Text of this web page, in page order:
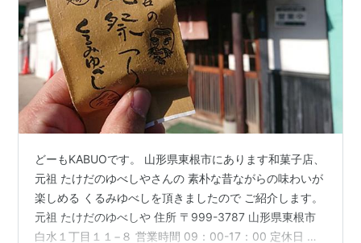
どーもKABUOです。 山形県東根市にあります和菓子店、
元祖 たけだのゆべしやさんの 素朴な昔ながらの味わいが
楽しめる くるみゆべしを頂きましたので ご紹介します。
元祖 たけだのゆべしや 住所 〒999-3787 山形県東根市
白水１丁目１１−８ 営業時間 09：00-17：00 定休日 月